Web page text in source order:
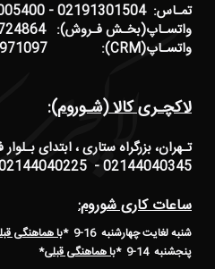
تمـاس: 02191301504 - 02144005400
واتسـاپ(بخـش فـروش): 09120724864
واتسـاپ(CRM): 09999971097
لاکچـری کالا (شـوروم):
تـهران، بزرگراه ستاری ، ابتدای
02144040345 - 02144040225
ساعات کاری شوروم:
شنبه لغایت چهارشنبه 16-9 * با هماهنگی
پنجشنبه 14-9
*با هماهنگی قبلی*